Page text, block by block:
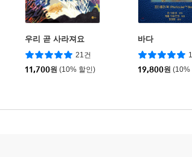
우리 곧 사라져요
21건
11,700원 (10% 할인)
바다
19,800원 (10%